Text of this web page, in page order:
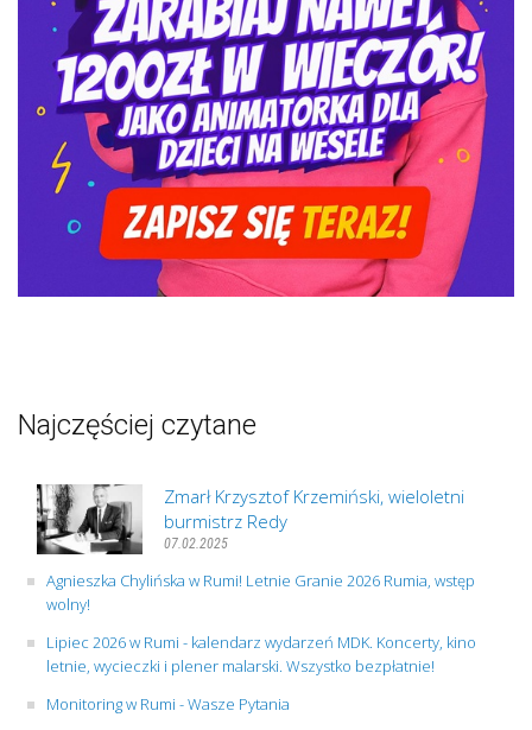
Najczęściej czytane
Zmarł Krzysztof Krzemiński, wieloletni
burmistrz Redy
07.02.2025
Agnieszka Chylińska w Rumi! Letnie Granie 2026 Rumia, wstęp
wolny!
Lipiec 2026 w Rumi - kalendarz wydarzeń MDK. Koncerty, kino
letnie, wycieczki i plener malarski. Wszystko bezpłatnie!
Monitoring w Rumi - Wasze Pytania